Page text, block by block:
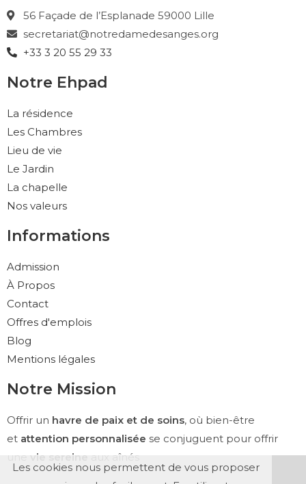
56 Façade de l’Esplanade 59000 Lille
secretariat@notredamedesanges.org
+33 3 20 55 29 33
Notre Ehpad
La résidence
Les Chambres
Lieu de vie
Le Jardin
La chapelle
Nos valeurs
Informations
Admission
À Propos
Contact
Offres d'emplois
Blog
Mentions légales
Notre Mission
Offrir un havre de paix et de soins, où bien-être
et attention personnalisée se conjuguent pour offrir
une vie sereine aux aînés
Les cookies nous permettent de vous proposer